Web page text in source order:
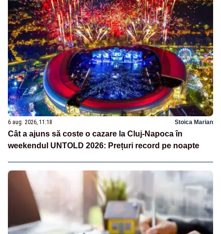
6 aug. 2026, 11:18 Stoica Marian
Cât a ajuns să coste o cazare la Cluj-Napoca în
weekendul UNTOLD 2026: Prețuri record pe noapte